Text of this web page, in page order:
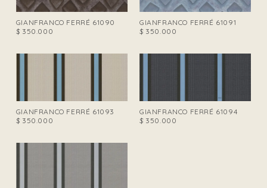
GIANFRANCO FERRÉ 61090
$350.000
GIANFRANCO FERRÉ 61091
$350.000
GIANFRANCO FERRÉ 61093
$350.000
GIANFRANCO FERRÉ 61094
$350.000